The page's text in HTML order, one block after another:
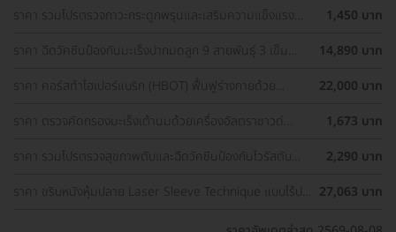
ราคา รวมโปรตรวจภาวะกระดูกพรุนและเสริมความแข็งแรง
1,450 บาท
ราคา ฉีดวัคซีนป้องกันมะเร็งปากมดลูก 9 สายพันธุ์ 3 เข็ม
14,890 บาท
ราคา คอร์สทำไฮเปอร์แบริก (HBOT) ฟื้นฟูร่างกายด้วย
22,000 บาท
ราคา ตรวจคัดกรองมะเร็งเต้านมด้วยเครื่องอัลตราซาวด์
1,673 บาท
ราคา รวมโปรตรวจสุขภาพตับและฉีดวัคซีนป้องกันไวรัสตับ
2,290 บาท
ราคา ขริบหนังหุ้มปลาย Laser Sleeve Technique แบบไร้ปม 27,063 บาท